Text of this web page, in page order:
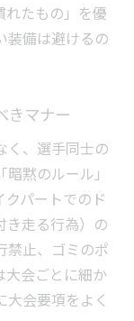
れたもの」を優
装備は避けるの
きマナー
く、選手同士の
黙のルール」
パートでのド
き走る行為）の
禁止、ゴミのポ
大会ごとに細か
会要項をよく